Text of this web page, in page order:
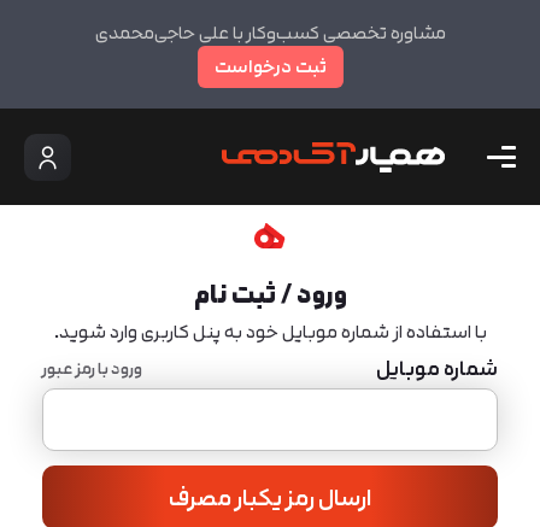
مشاوره تخصصی کسب‌وکار با علی حاجی‌محمدی
ثبت درخواست
ورود / ثبت نام
با استفاده از شماره موبایل خود به پنل کاربری وارد شوید.
شماره موبایل ورود با رمز عبور
ارسال رمز یکبار مصرف